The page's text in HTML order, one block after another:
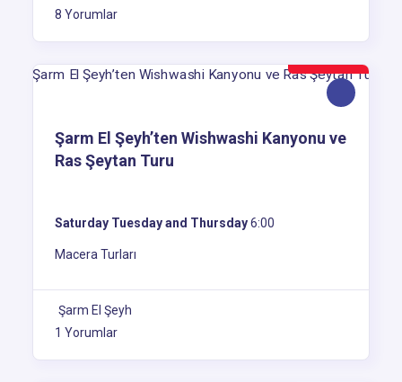
8 Yorumlar
Şarm El Şeyh’ten Wishwashi Kanyonu ve
Ras Şeytan Turu
Saturday Tuesday and Thursday6:00
Macera Turları
Şarm El Şeyh
1 Yorumlar